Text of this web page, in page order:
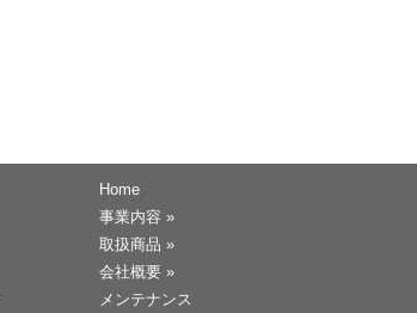
Home
事業内容 »
取扱商品 »
会社概要 »
メンテナンス